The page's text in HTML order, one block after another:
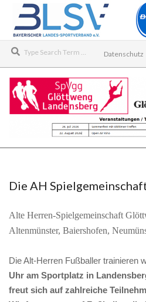
content
Datenschutz
E.V.
MenuDie AH
Alte Herren-Spielgemeinschaft
Altenmünster, Baiershofen,
Die Alt-Herren Fußballer trainieren
Uhr am Sportplatz in
freut sich auf zahlreiche